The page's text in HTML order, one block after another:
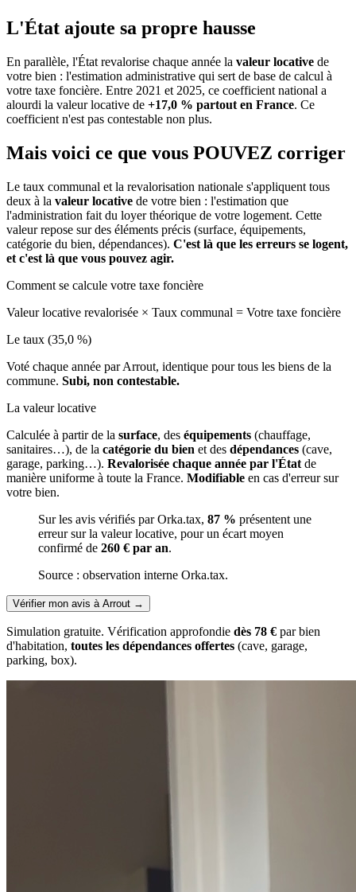
L'État ajoute sa propre hausse
En parallèle, l'État revalorise chaque année la valeur locative de
votre bien : l'estimation administrative qui sert de base de calcul à
votre taxe foncière. Entre 2021 et 2025, ce coefficient national a
alourdi la valeur locative de +17,0 % partout en France. Ce
coefficient n'est pas contestable non plus.
Mais voici ce que vous POUVEZ corriger
Le taux communal et la revalorisation nationale s'appliquent tous
deux à la valeur locative de votre bien : l'estimation que
l'administration fait du loyer théorique de votre logement. Cette
valeur repose sur des éléments précis (surface, équipements,
catégorie du bien, dépendances). C'est là que les erreurs se logent,
et c'est là que vous pouvez agir.
Comment se calcule votre taxe foncière
Valeur locative revalorisée × Taux communal = Votre taxe foncière
Le taux (35,0 %)
Voté chaque année par Arrout, identique pour tous les biens de la
commune. Subi, non contestable.
La valeur locative
Calculée à partir de la surface, des équipements (chauffage,
sanitaires…), de la catégorie du bien et des dépendances (cave,
garage, parking…). Revalorisée chaque année par l'État de
manière uniforme à toute la France. Modifiable en cas d'erreur sur
votre bien.
Sur les avis vérifiés par Orka.tax, 87 % présentent une
erreur sur la valeur locative, pour un écart moyen
confirmé de 260 € par an.
Source : observation interne Orka.tax.
Vérifier mon avis à Arrout →
Simulation gratuite. Vérification approfondie dès 78 € par bien
d'habitation, toutes les dépendances offertes (cave, garage,
parking, box).